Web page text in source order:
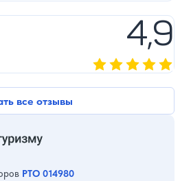
все отзывы
4,9
РТО 014980